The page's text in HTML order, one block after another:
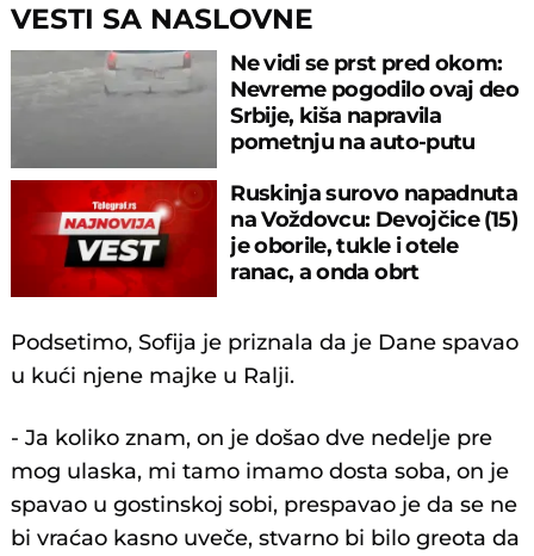
VESTI SA NASLOVNE
Ne vidi se prst pred okom:
Nevreme pogodilo ovaj deo
Srbije, kiša napravila
pometnju na auto-putu
Ruskinja surovo napadnuta
na Voždovcu: Devojčice (15)
je oborile, tukle i otele
ranac, a onda obrt
Podsetimo, Sofija je priznala da je Dane spavao
u kući njene majke u Ralji.
- Ja koliko znam, on je došao dve nedelje pre
mog ulaska, mi tamo imamo dosta soba, on je
spavao u gostinskoj sobi, prespavao je da se ne
bi vraćao kasno uveče, stvarno bi bilo greota da